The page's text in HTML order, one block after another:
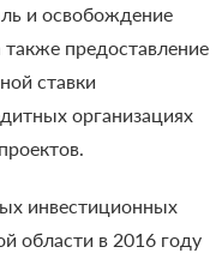
и освобождение
предоставление
ставки
организациях
инвестиционных
области в 2016 году